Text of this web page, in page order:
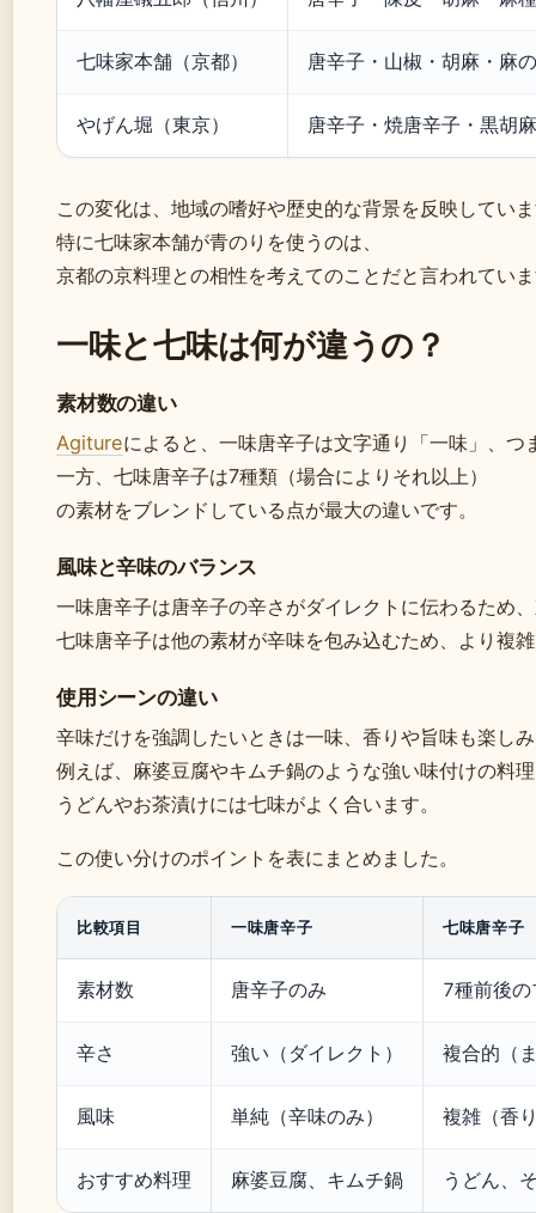
七味家本舗（京都） 唐辛子・山椒・胡麻・麻
やげん堀（東京） 唐辛子・焼唐辛子・黒胡
この変化は、地域の嗜好や歴史的な背景を反映してい
特に七味家本舗が青のりを使うのは、
京都の京料理との相性を考えてのことだと言われてい
一味と七味は何が違うの？
素材数の違い
Agitureによると、一味唐辛子は文字通り「一味」、つ
一方、七味唐辛子は7種類（場合によりそれ以上）
の素材をブレンドしている点が最大の違いです。
風味と辛味のバランス
一味唐辛子は唐辛子の辛さがダイレクトに伝わるため
七味唐辛子は他の素材が辛味を包み込むため、より複
使用シーンの違い
辛味だけを強調したいときは一味、香りや旨味も楽し
例えば、麻婆豆腐やキムチ鍋のような強い味付けの料
うどんやお茶漬けには七味がよく合います。
この使い分けのポイントを表にまとめました。
比較項目 一味唐辛子 七味唐辛子
素材数 唐辛子のみ 7種前後
辛さ 強い（ダイレクト） 複合的（
風味 単純（辛味のみ） 複雑（香
おすすめ料理 麻婆豆腐、キムチ鍋 うどん、